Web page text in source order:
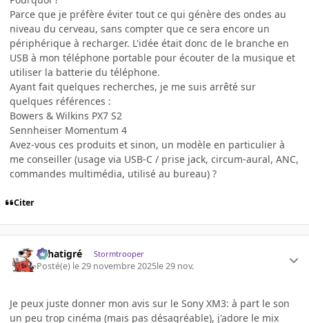
Parce que je préfère éviter tout ce qui génère des ondes au
niveau du cerveau, sans compter que ce sera encore un
périphérique à recharger. L'idée était donc de le branche en
USB à mon téléphone portable pour écouter de la musique et
utiliser la batterie du téléphone.
Ayant fait quelques recherches, je me suis arrêté sur
quelques références :
Bowers & Wilkins PX7 S2
Sennheiser Momentum 4
Avez-vous ces produits et sinon, un modèle en particulier à
me conseiller (usage via USB-C / prise jack, circum-aural, ANC,
commandes multimédia, utilisé au bureau) ?
Citer
r.chatigré Stormtrooper
Posté(e) le 29 novembre 2025le 29 nov.
Je peux juste donner mon avis sur le Sony XM3: à part le son
un peu trop cinéma (mais pas désagréable), j'adore le mix